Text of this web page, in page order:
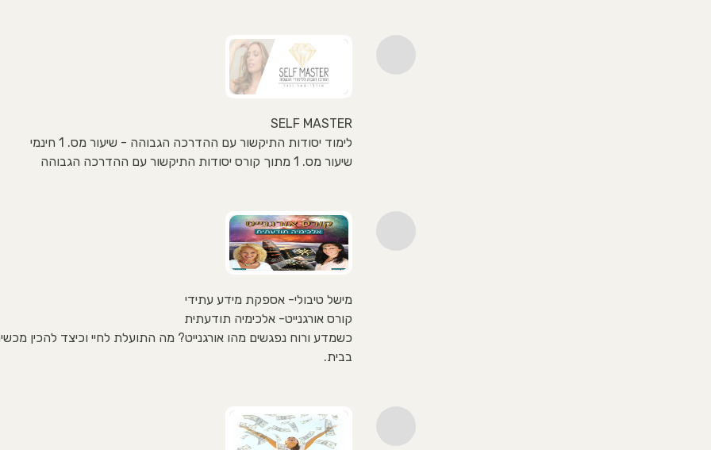
SELF MASTER
לימוד יסודות התיקשור עם ההדרכה הגבוהה - שיעור מס. 1 חינמי
שיעור מס. 1 מתוך קורס יסודות התיקשור עם ההדרכה הגבוהה
מישל טיבולי- אספקת מידע עתידי
קורס אורגנייט- אלכימיה תודעתית
כשמדע ורוח נפגשים מהו אורגנייט? מה התועלת לחיי וכיצד להכין
בבית.